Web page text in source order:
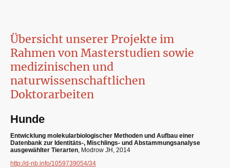
Übersicht unserer Projekte im
Rahmen von Masterstudien sowie
medizinischen und
naturwissenschaftlichen
Doktorarbeiten
Hunde
Entwicklung molekularbiologischer Methoden und Aufbau einer
Datenbank zur Identitäts-, Mischlings- und Abstammungsanalyse
ausgewählter Tierarten, Modrow JH, 2014
http://d-nb.info/1059739054/34